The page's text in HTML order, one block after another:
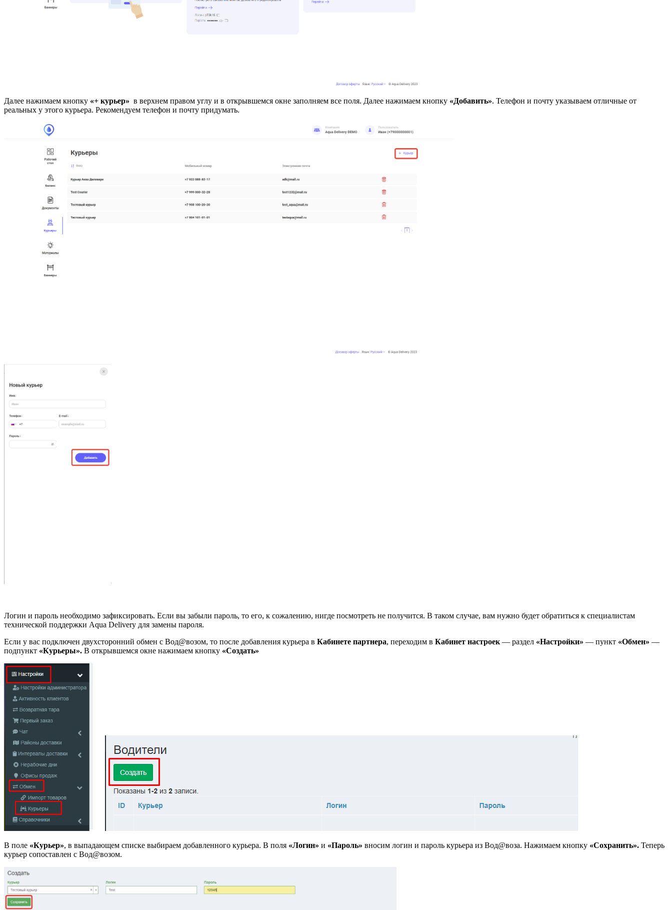
Далее нажимаем кнопку «+ курьер» в верхнем правом углу и в открывшемся окне заполняем все поля. Далее нажимаем кнопку «Добавить». Телефон и почту указываем отличные от
реальных у этого курьера. Рекомендуем телефон и почту придумать.
Логин и пароль необходимо зафиксировать. Если вы забыли пароль, то его, к сожалению, нигде посмотреть не получится. В таком случае, вам нужно будет обратиться к специалистам
технической поддержки Aqua Delivery для замены пароля.
Если у вас подключен двухсторонний обмен с Вод@возом, то после добавления курьера в Кабинете партнера, переходим в Кабинет настроек — раздел «Настройки» — пункт «Обмен» —
подпункт «Курьеры». В открывшемся окне нажимаем кнопку «Создать»
В поле «Курьер», в выпадающем списке выбираем добавленного курьера. В поля «Логин» и «Пароль» вносим логин и пароль курьера из Вод@воза. Нажимаем кнопку «Сохранить». Теперь
курьер сопоставлен с Вод@возом.